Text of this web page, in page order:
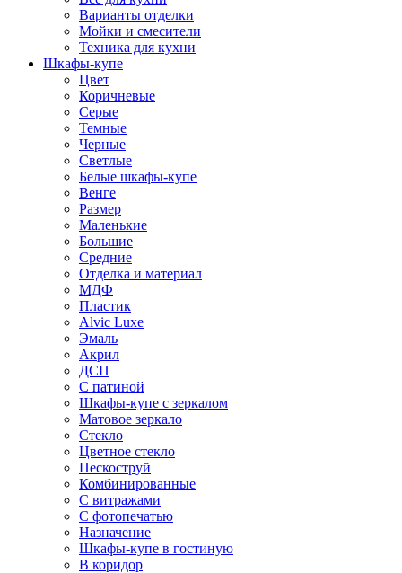
Варианты отделки
Мойки и смесители
Техника для кухни
Шкафы-купе
Цвет
Коричневые
Серые
Темные
Черные
Светлые
Белые шкафы-купе
Венге
Размер
Маленькие
Большие
Средние
Отделка и материал
МДФ
Пластик
Alvic Luxe
Эмаль
Акрил
ДСП
С патиной
Шкафы-купе с зеркалом
Матовое зеркало
Стекло
Цветное стекло
Пескоструй
Комбинированные
С витражами
С фотопечатью
Назначение
Шкафы-купе в гостиную
В коридор